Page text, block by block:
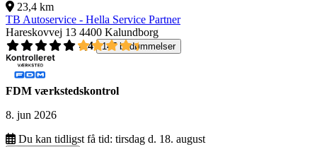
23,4 km
TB Autoservice - Hella Service Partner
Hareskovvej 13 4400 Kalundborg
4,4
147 bedømmelser
FDM værkstedskontrol
8. jun 2026
Du kan tidligst få tid: tirsdag d. 18. august